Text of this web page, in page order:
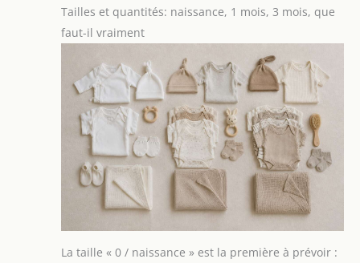
Tailles et quantités: naissance, 1 mois, 3 mois, que
faut-il vraiment
La taille « 0 / naissance » est la première à prévoir :